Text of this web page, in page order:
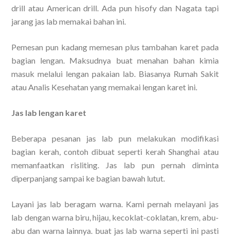
drill atau American drill. Ada pun hisofy dan Nagata tapi
jarang jas lab memakai bahan ini.
Pemesan pun kadang memesan plus tambahan karet pada
bagian lengan. Maksudnya buat menahan bahan kimia
masuk melalui lengan pakaian lab. Biasanya Rumah Sakit
atau Analis Kesehatan yang memakai lengan karet ini.
Jas lab lengan karet
Beberapa pesanan jas lab pun melakukan modifikasi
bagian kerah, contoh dibuat seperti kerah Shanghai atau
memanfaatkan risliting. Jas lab pun pernah diminta
diperpanjang sampai ke bagian bawah lutut.
Layani jas lab beragam warna. Kami pernah melayani jas
lab dengan warna biru, hijau, kecoklat-coklatan, krem, abu-
abu dan warna lainnya. buat jas lab warna seperti ini pasti